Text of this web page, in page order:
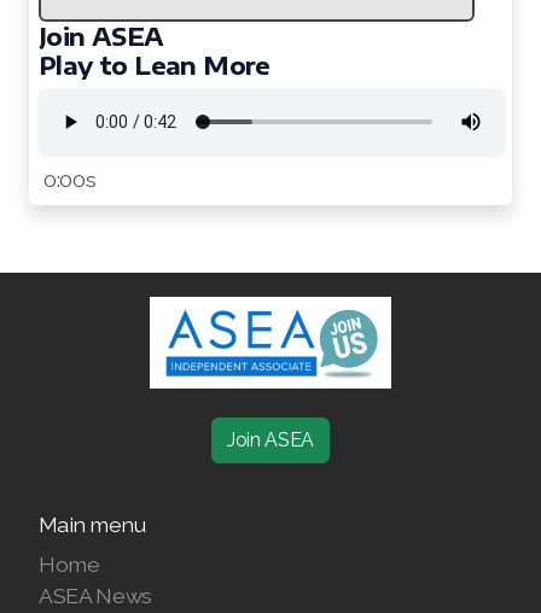
Join ASEA
Play to Lean More
0:00s
Join ASEA
Main menu
Home
ASEA News
Join ASEA Ireland (English)
Join ASEA Malaysia (English)
Join ASEA Mexico (Español)
Join ASEA Netherlands (Nederlands)
Join ASEA New Zealand (English)
Join ASEA Philippines (English)
Join ASEA Poland (English)